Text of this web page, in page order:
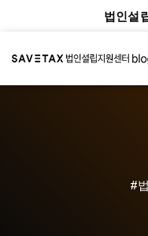
법인설
#